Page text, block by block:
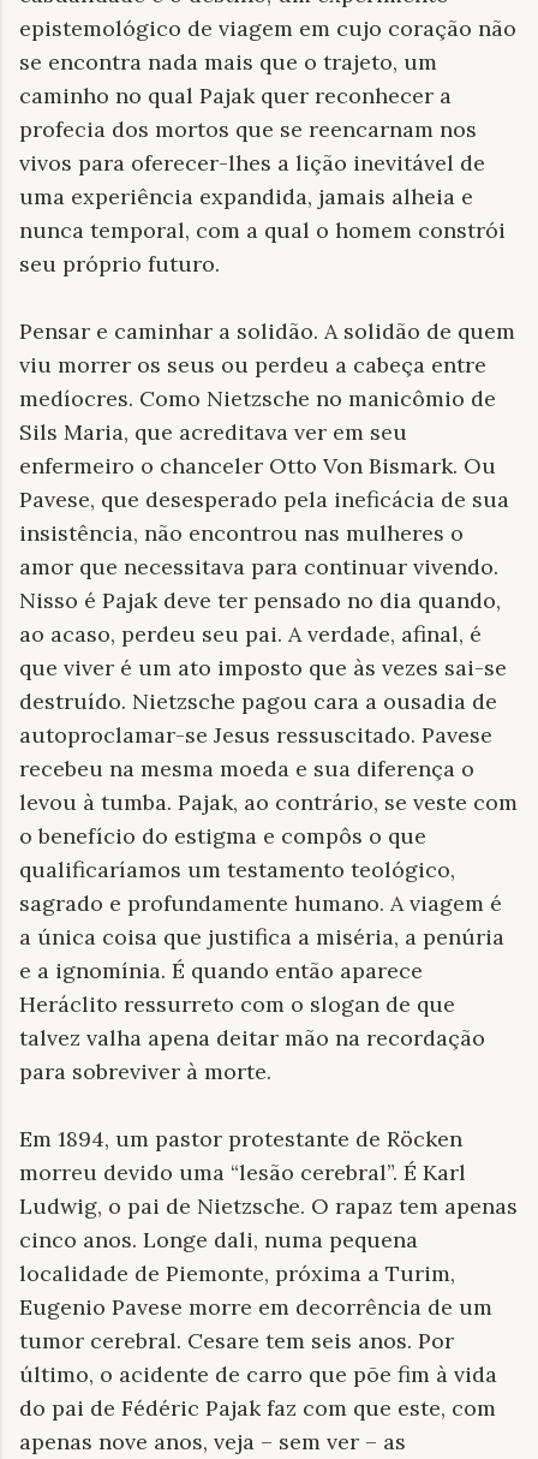
epistemológico de viagem em cujo coração não
se encontra nada mais que o trajeto, um
caminho no qual Pajak quer reconhecer a
profecia dos mortos que se reencarnam nos
vivos para oferecer-lhes a lição inevitável de
uma experiência expandida, jamais alheia e
nunca temporal, com a qual o homem constrói
seu próprio futuro.
Pensar e caminhar a solidão. A solidão de quem
viu morrer os seus ou perdeu a cabeça entre
medíocres. Como Nietzsche no manicômio de
Sils Maria, que acreditava ver em seu
enfermeiro o chanceler Otto Von Bismark. Ou
Pavese, que desesperado pela ineficácia de sua
insistência, não encontrou nas mulheres o
amor que necessitava para continuar vivendo.
Nisso é Pajak deve ter pensado no dia quando,
ao acaso, perdeu seu pai. A verdade, afinal, é
que viver é um ato imposto que às vezes sai-se
destruído. Nietzsche pagou cara a ousadia de
autoproclamar-se Jesus ressuscitado. Pavese
recebeu na mesma moeda e sua diferença o
levou à tumba. Pajak, ao contrário, se veste com
o benefício do estigma e compôs o que
qualificaríamos um testamento teológico,
sagrado e profundamente humano. A viagem é
a única coisa que justifica a miséria, a penúria
e a ignomínia. É quando então aparece
Heráclito ressurreto com o slogan de que
talvez valha apena deitar mão na recordação
para sobreviver à morte.
Em 1894, um pastor protestante de Röcken
morreu devido uma “lesão cerebral”. É Karl
Ludwig, o pai de Nietzsche. O rapaz tem apenas
cinco anos. Longe dali, numa pequena
localidade de Piemonte, próxima a Turim,
Eugenio Pavese morre em decorrência de um
tumor cerebral. Cesare tem seis anos. Por
último, o acidente de carro que põe fim à vida
do pai de Fédéric Pajak faz com que este, com
apenas nove anos, veja – sem ver – as